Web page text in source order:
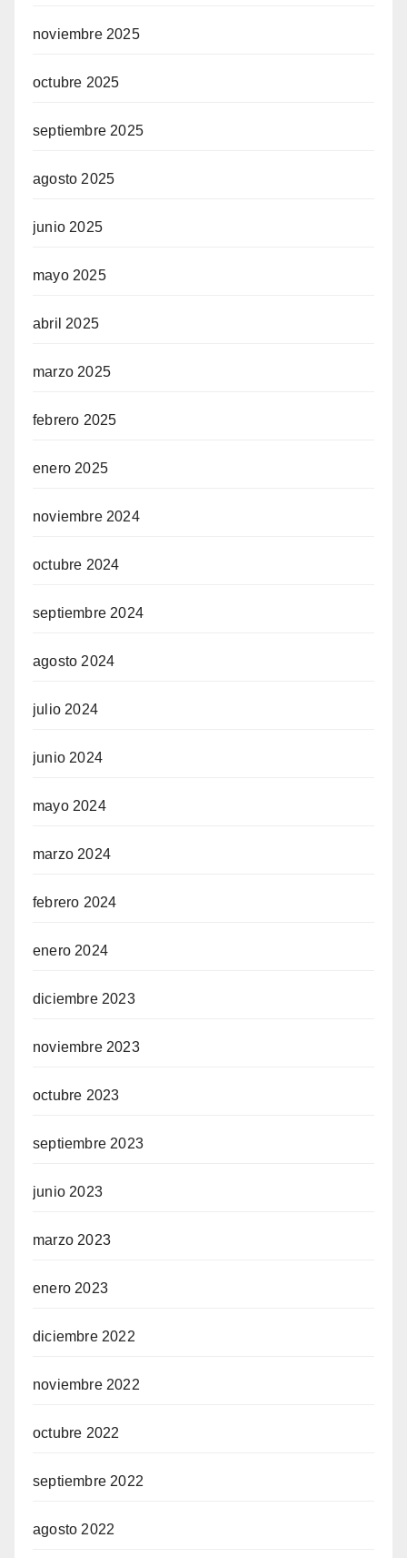
noviembre 2025
octubre 2025
septiembre 2025
agosto 2025
junio 2025
mayo 2025
abril 2025
marzo 2025
febrero 2025
enero 2025
noviembre 2024
octubre 2024
septiembre 2024
agosto 2024
julio 2024
junio 2024
mayo 2024
marzo 2024
febrero 2024
enero 2024
diciembre 2023
noviembre 2023
octubre 2023
septiembre 2023
junio 2023
marzo 2023
enero 2023
diciembre 2022
noviembre 2022
octubre 2022
septiembre 2022
agosto 2022